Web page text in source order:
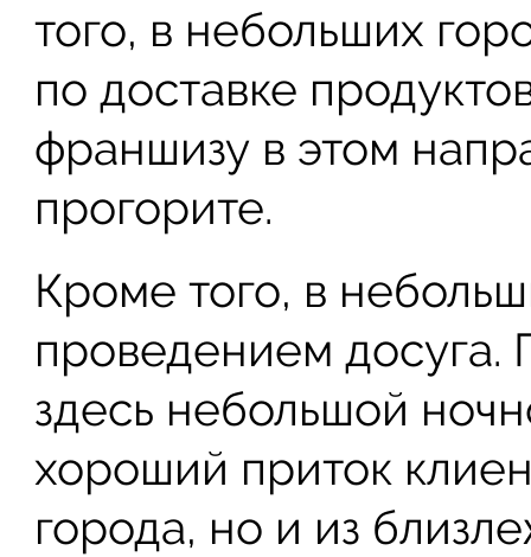
того, в небольших
по доставке
франшизу в этом
прогорите.
Кроме того, в
проведением досуга.
здесь небольшой
хороший приток
города, но и из